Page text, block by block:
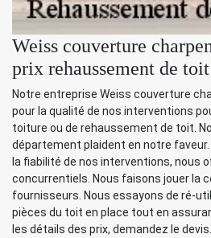
Weiss couverture
prix rehaussement de
Notre entreprise Weiss couverture
pour la qualité de nos interventions
toiture ou de rehaussement de toit.
département plaident en notre faveur.
la fiabilité de nos interventions, nous
concurrentiels. Nous faisons jouer la
fournisseurs. Nous essayons de ré-
pièces du toit en place tout en
les détails des prix, demandez le devis.